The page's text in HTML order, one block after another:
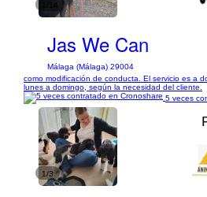
1/14
Jas We Can
Málaga (Málaga) 29004
como modificación de conducta. El servicio es a
lunes a domingo, según la necesidad del cliente.
5 veces
1/3